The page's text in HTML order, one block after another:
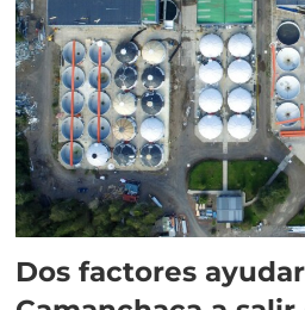
Dos factores